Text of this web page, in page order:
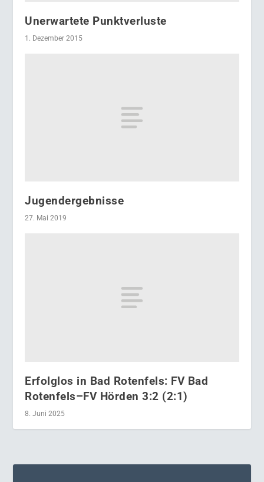
Unerwartete Punktverluste
1. Dezember 2015
Jugendergebnisse
27. Mai 2019
Erfolglos in Bad Rotenfels: FV Bad
Rotenfels–FV Hörden 3:2 (2:1)
8. Juni 2025